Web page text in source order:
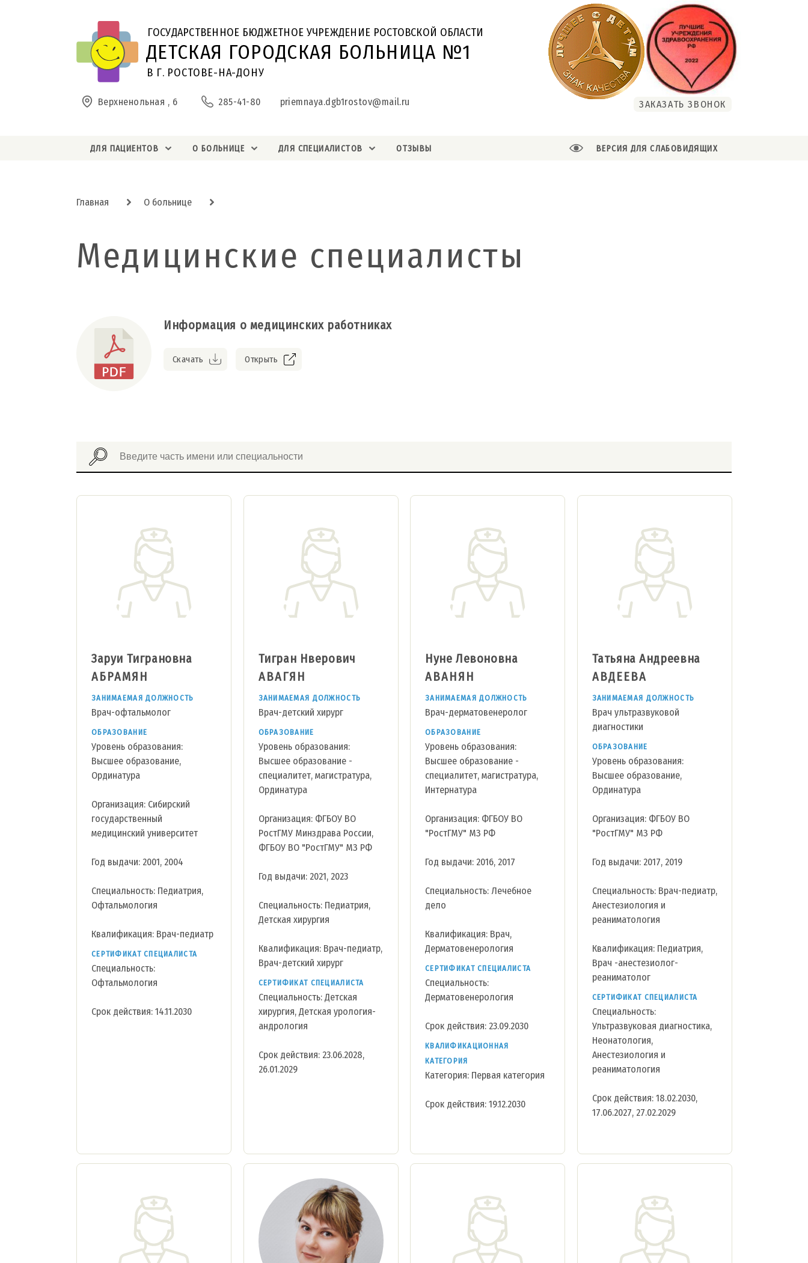
ДЕТСКАЯ ГОРОДСКАЯ БОЛЬНИЦА №1
В Г. РОСТОВЕ-НА-ДОНУ
ГОСУДАРСТВЕННОЕ БЮДЖЕТНОЕ УЧРЕЖДЕНИЕ РОСТОВСКОЙ ОБЛАСТИ
ЗАКАЗАТЬ ЗВОНОК
Верхненольная , 6 285-41-80 priemnaya.dgb1rostov@mail.ru
ДЛЯ ПАЦИЕНТОВ О БОЛЬНИЦЕ ДЛЯ СПЕЦИАЛИСТОВ ОТЗЫВЫ ВЕРСИЯ ДЛЯ СЛАБОВИДЯЩИХ
Главная О больнице
Медицинские специалисты
Информация о медицинских работниках
Скачать Открыть
Заруи Тиграновна
АБРАМЯН
ЗАНИМАЕМАЯ ДОЛЖНОСТЬ
Врач-офтальмолог
ОБРАЗОВАНИЕ
Уровень образования:
Высшее образование,
Ординатура
Организация: Сибирский
государственный
медицинский университет
Год выдачи: 2001, 2004
Специальность: Педиатрия,
Офтальмология
Квалификация: Врач-педиатр
СЕРТИФИКАТ СПЕЦИАЛИСТА
Специальность:
Офтальмология
Срок действия: 14.11.2030
Тигран Нверович
АВАГЯН
ЗАНИМАЕМАЯ ДОЛЖНОСТЬ
Врач-детский хирург
ОБРАЗОВАНИЕ
Уровень образования:
Высшее образование -
специалитет, магистратура,
Ординатура
Организация: ФГБОУ ВО
РостГМУ Минздрава России,
ФГБОУ ВО "РостГМУ" МЗ РФ
Год выдачи: 2021, 2023
Специальность: Педиатрия,
Детская хирургия
Квалификация: Врач-педиатр,
Врач-детский хирург
СЕРТИФИКАТ СПЕЦИАЛИСТА
Специальность: Детская
хирургия, Детская урология-
андрология
Срок действия: 23.06.2028,
26.01.2029
Нуне Левоновна
АВАНЯН
ЗАНИМАЕМАЯ ДОЛЖНОСТЬ
Врач-дерматовенеролог
ОБРАЗОВАНИЕ
Уровень образования:
Высшее образование -
специалитет, магистратура,
Интернатура
Организация: ФГБОУ ВО
"РостГМУ" МЗ РФ
Год выдачи: 2016, 2017
Специальность: Лечебное
дело
Квалификация: Врач,
Дерматовенерология
СЕРТИФИКАТ СПЕЦИАЛИСТА
Специальность:
Дерматовенерология
Срок действия: 23.09.2030
КВАЛИФИКАЦИОННАЯ
КАТЕГОРИЯ
Категория: Первая категория
Срок действия: 19.12.2030
Татьяна Андреевна
АВДЕЕВА
ЗАНИМАЕМАЯ ДОЛЖНОСТЬ
Врач ультразвуковой
диагностики
ОБРАЗОВАНИЕ
Уровень образования:
Высшее образование,
Ординатура
Организация: ФГБОУ ВО
"РостГМУ" МЗ РФ
Год выдачи: 2017, 2019
Специальность: Врач-педиатр,
Анестезиология и
реаниматология
Квалификация: Педиатрия,
Врач -анестезиолог-
реаниматолог
СЕРТИФИКАТ СПЕЦИАЛИСТА
Специальность:
Ультразвуковая диагностика,
Неонатология,
Анестезиология и
реаниматология
Срок действия: 18.02.2030,
17.06.2027, 27.02.2029